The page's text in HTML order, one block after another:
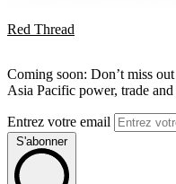
Red Thread
Coming soon: Don’t miss
Asia Pacific power, trade and
Entrez votre email
S'abonner